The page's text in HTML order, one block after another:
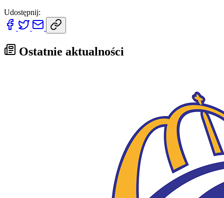
Udostępnij:
Ostatnie aktualności